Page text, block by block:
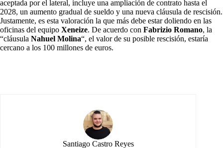
aceptada por el lateral, incluye una ampliación de contrato hasta el
2028, un aumento gradual de sueldo y una nueva cláusula de rescisión.
Justamente, es esta valoración la que más debe estar doliendo en las
oficinas del equipo Xeneize. De acuerdo con Fabrizio Romano, la
“cláusula Nahuel Molina“, el valor de su posible rescisión, estaría
cercano a los 100 millones de euros.
Santiago Castro Reyes